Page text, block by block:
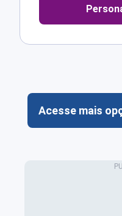
Acesse mais